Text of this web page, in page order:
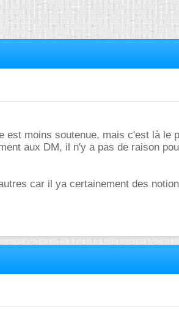
est moins soutenue, mais c'est là le
aux DM, il n'y a pas de raison
car il ya certainement des